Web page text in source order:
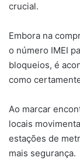
crucial.
Embora na
o número IMEI
bloqueios, é
como
Ao marcar
locais
estações de
mais segurança.